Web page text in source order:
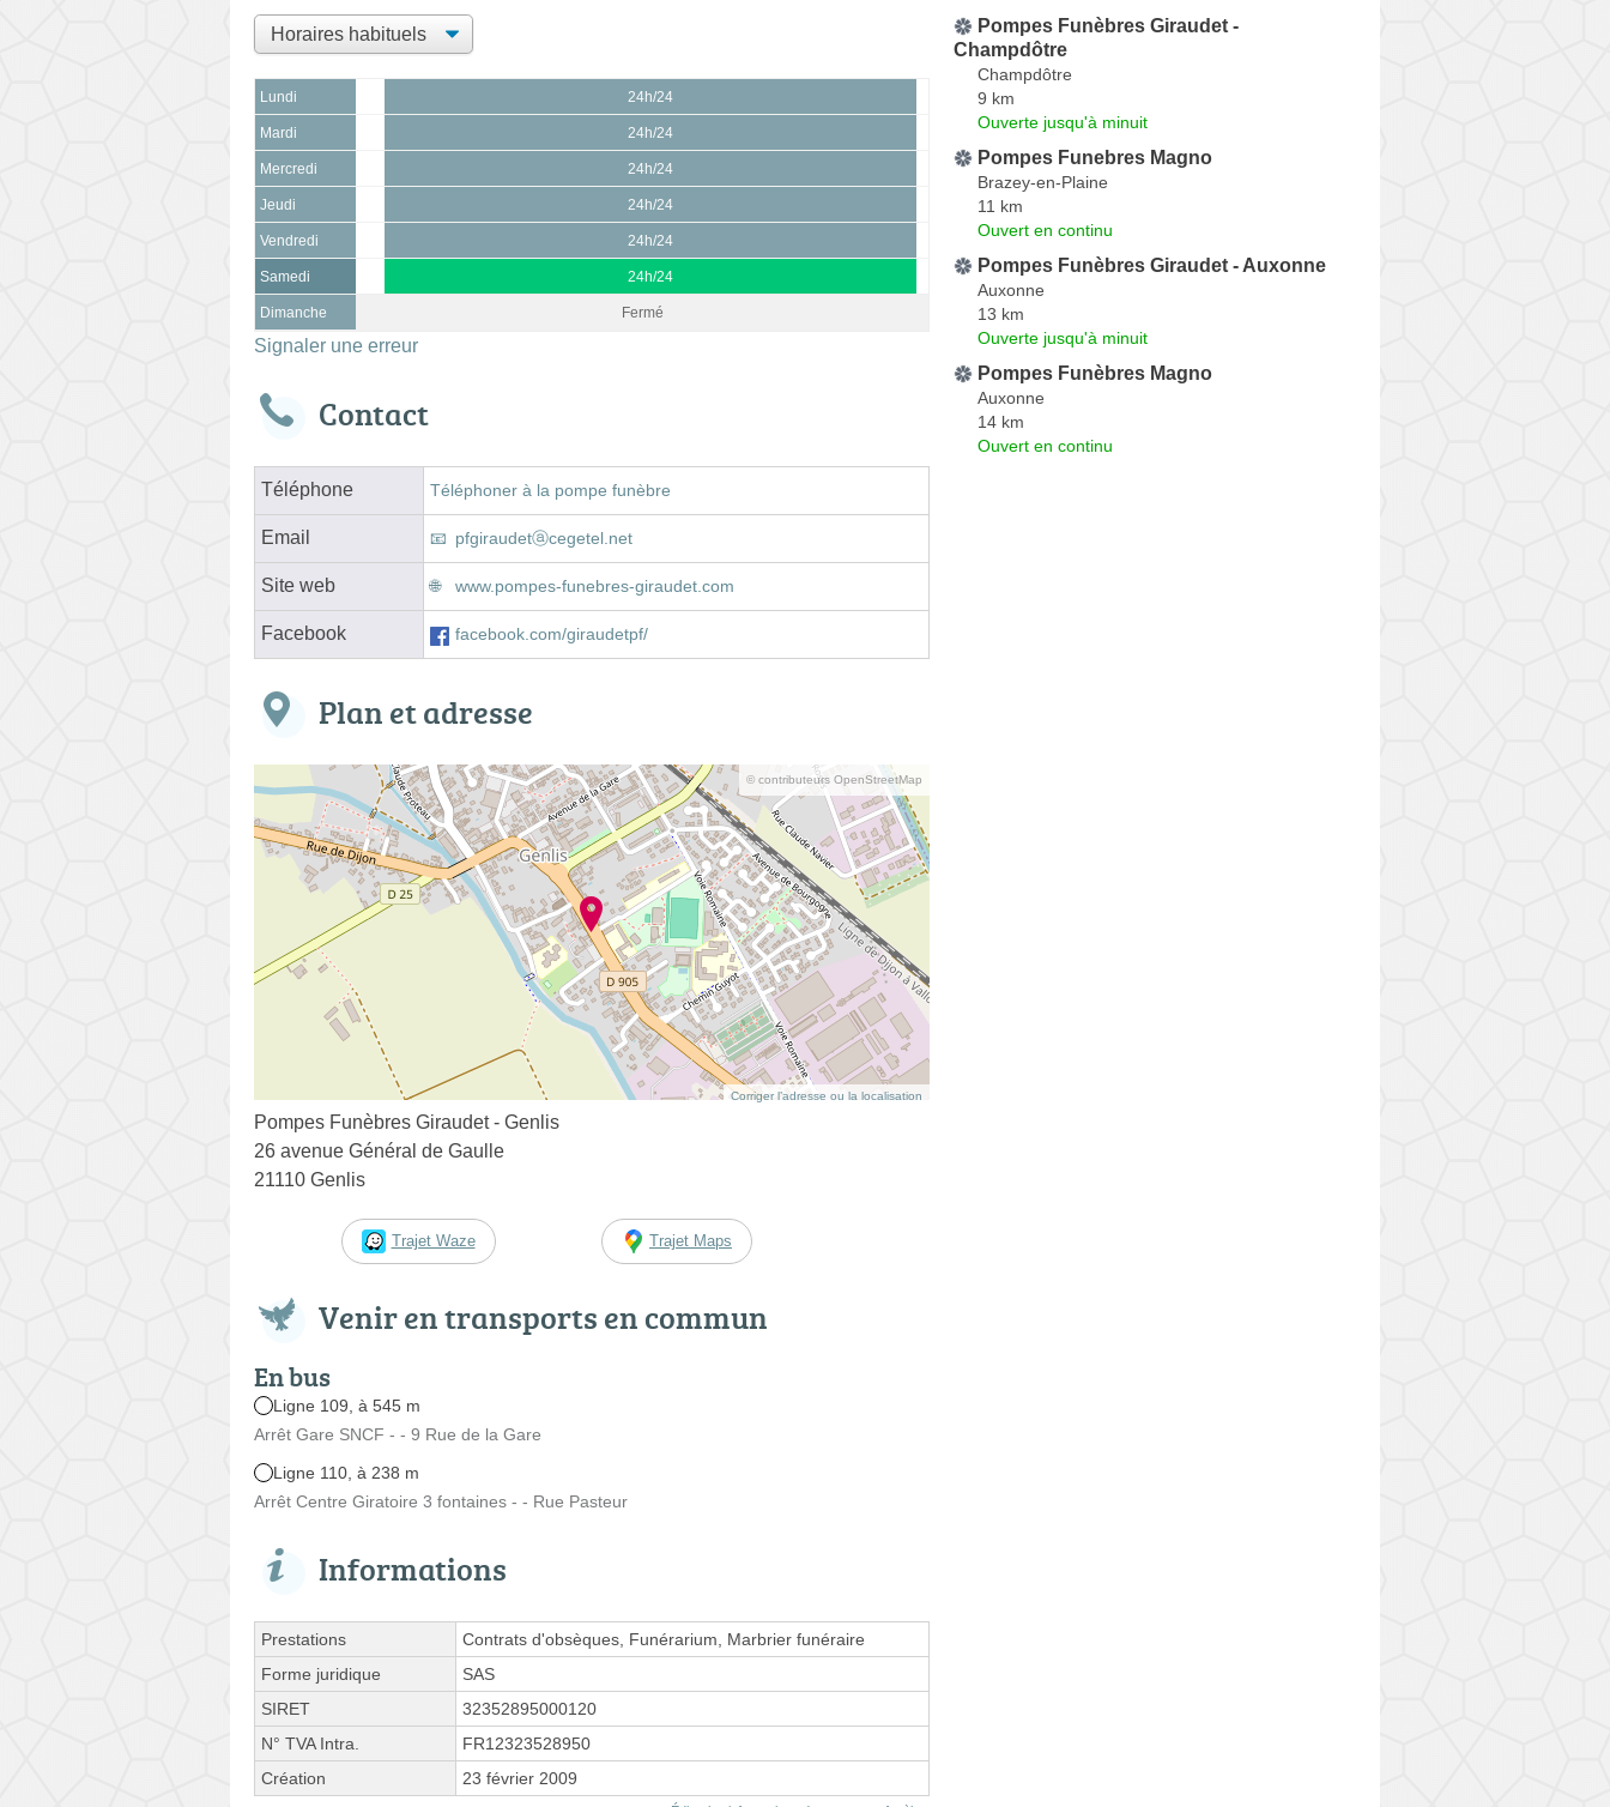
Lundi 24h/24
Mardi 24h/24
Mercredi 24h/24
Jeudi 24h/24
Vendredi 24h/24
Samedi 24h/24
Dimanche Fermé
Signaler une erreur
Contact
Téléphone Téléphoner à la pompe funèbre
Email pfgiraudetⓐcegetel.net
Site web www.pompes-funebres-giraudet.com
Facebook facebook.com/giraudetpf/
Plan et adresse
© contributeurs OpenStreetMap
Corriger l’adresse ou la localisation
Pompes Funèbres Giraudet - Genlis
26 avenue Général de Gaulle
21110 Genlis
Trajet Waze Trajet Maps
Venir en transports en commun
En bus
Ligne 109, à 545 m
Arrêt Gare SNCF - - 9 Rue de la Gare
Ligne 110, à 238 m
Arrêt Centre Giratoire 3 fontaines - - Rue Pasteur
Informations
Prestations
Contrats d'obsèques, Funérarium, Marbrier funéraire
Forme juridique
SAS
SIRET
32352895000120
N° TVA Intra.
FR12323528950
Création
23 février 2009
Pompes Funèbres Giraudet -
Champdôtre
Champdôtre
9 km
Ouverte jusqu'à minuit
Pompes Funebres Magno
Brazey-en-Plaine
11 km
Ouvert en continu
Pompes Funèbres Giraudet - Auxonne
Auxonne
13 km
Ouverte jusqu'à minuit
Pompes Funèbres Magno
Auxonne
14 km
Ouvert en continu